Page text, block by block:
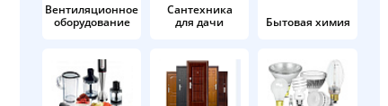
Вентиляционное
оборудование
Сантехника
для дачи
Бытовая химия